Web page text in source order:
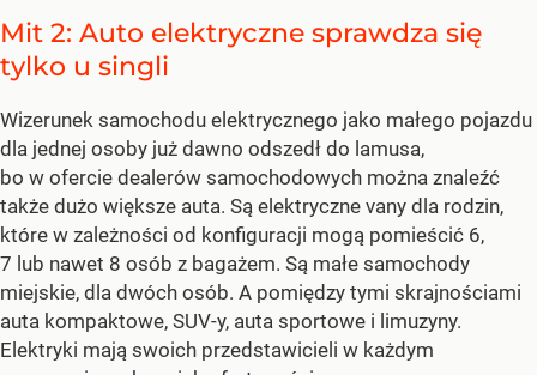
Mit 2: Auto elektryczne sprawdza się
tylko u singli
Wizerunek samochodu elektrycznego jako małego pojazdu
dla jednej osoby już dawno odszedł do lamusa,
bo w ofercie dealerów samochodowych można znaleźć
także dużo większe auta. Są elektryczne vany dla rodzin,
które w zależności od konfiguracji mogą pomieścić 6,
7 lub nawet 8 osób z bagażem. Są małe samochody
miejskie, dla dwóch osób. A pomiędzy tymi skrajnościami
auta kompaktowe, SUV-y, auta sportowe i limuzyny.
Elektryki mają swoich przedstawicieli w każdym